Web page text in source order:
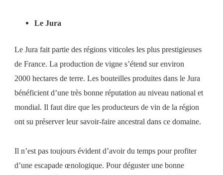
Le Jura
Le Jura fait partie des régions viticoles les plus prestigieuses
de France. La production de vigne s’étend sur environ
2000 hectares de terre. Les bouteilles produites dans le Jura
bénéficient d’une très bonne réputation au niveau national et
mondial. Il faut dire que les producteurs de vin de la région
ont su préserver leur savoir-faire ancestral dans ce domaine.
Il n’est pas toujours évident d’avoir du temps pour profiter
d’une escapade œnologique. Pour déguster une bonne